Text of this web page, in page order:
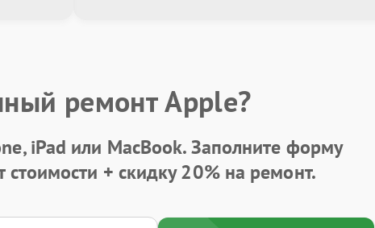
ремонт Apple?
iPad или MacBook.Заполните форму
стоимости + скидку 20%на ремонт.